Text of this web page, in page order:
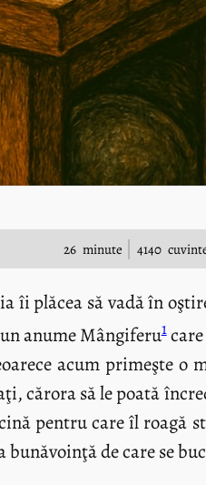
26 minute 4140
îi plăcea să vadă în
anume Mângiferu1care
acum primeşte
cărora să le poată
pentru care îl roagă
de care se